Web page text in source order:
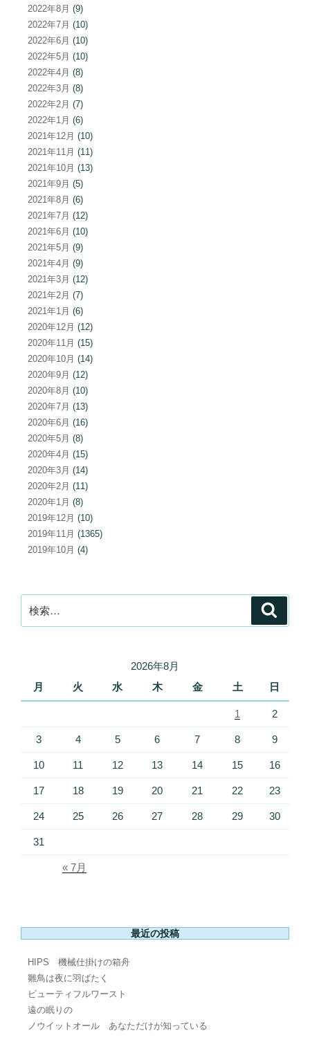
2022年8月 (9)
2022年7月 (10)
2022年6月 (10)
2022年5月 (10)
2022年4月 (8)
2022年3月 (8)
2022年2月 (7)
2022年1月 (6)
2021年12月 (10)
2021年11月 (11)
2021年10月 (13)
2021年9月 (5)
2021年8月 (6)
2021年7月 (12)
2021年6月 (10)
2021年5月 (9)
2021年4月 (9)
2021年3月 (12)
2021年2月 (7)
2021年1月 (6)
2020年12月 (12)
2020年11月 (15)
2020年10月 (14)
2020年9月 (12)
2020年8月 (10)
2020年7月 (13)
2020年6月 (16)
2020年5月 (8)
2020年4月 (15)
2020年3月 (14)
2020年2月 (11)
2020年1月 (8)
2019年12月 (10)
2019年11月 (1365)
2019年10月 (4)
索:
2026年8月
月
火 水 木 金 土 日
1 2
3 4 5 6 7 8 9
10 11 12 13 14 15 16
17 18 19 20 21 22 23
24 25 26 27 28 29 30
31
« 7月
最近の投稿
HIPS 機械仕掛けの箱舟
雛鳥は夜に羽ばたく
ビューティフルワースト
遠の眠りの
ノウイットオール あなただけが知っている